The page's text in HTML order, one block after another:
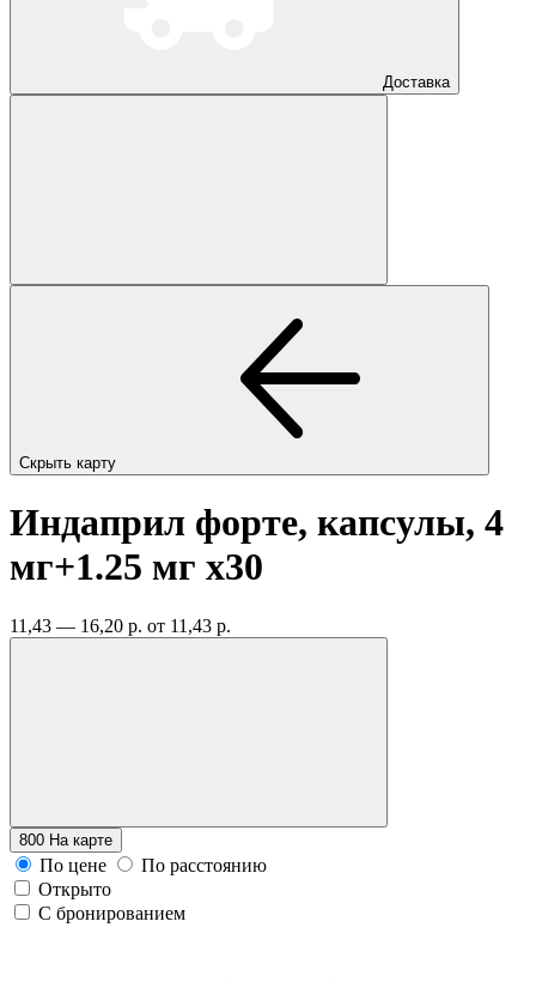
Доставка
Скрыть карту
Индаприл форте, капсулы, 4
мг+1.25 мг x30
11,43 — 16,20 р. от 11,43 р.
800 На карте
По цене
По расстоянию
Открыто
С бронированием